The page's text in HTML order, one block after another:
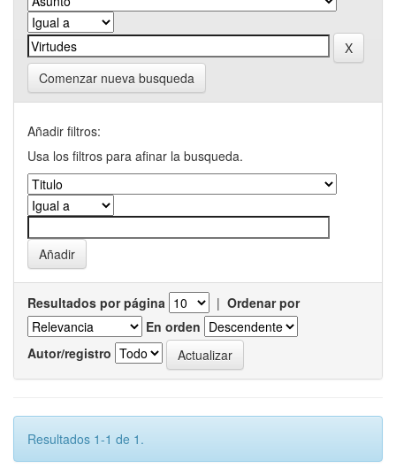
Comenzar nueva busqueda
Añadir filtros:
Usa los filtros para afinar la busqueda.
Resultados por página | Ordenar por
En orden
Autor/registro
Resultados 1-1 de 1.